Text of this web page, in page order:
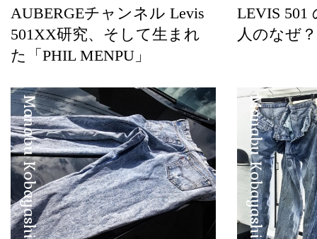
AUBERGEチャンネル Levis
501XX研究、そして生まれ
た「PHIL MENPU」
LEVIS 501
人のなぜ？
Manabu Kobayashi Manabu Kobayashi